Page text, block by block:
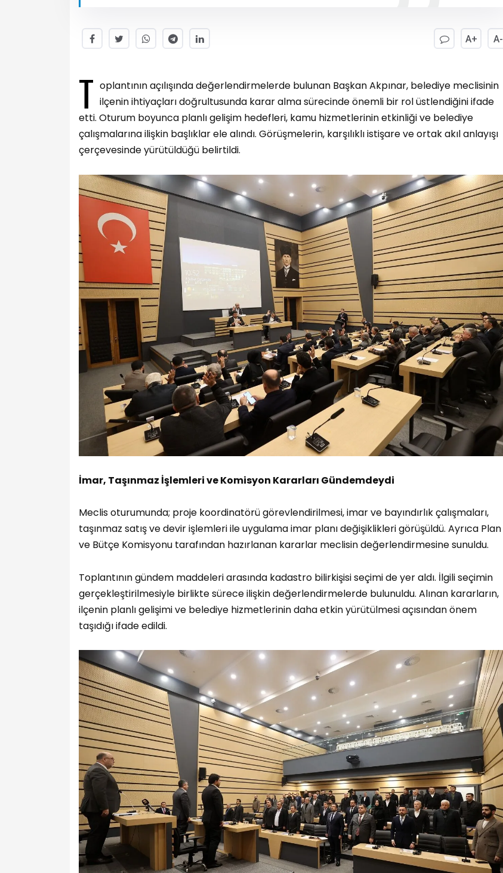
A+ A-
T oplantının açılışında değerlendirmelerde bulunan Başkan Akpınar, belediye meclisinin
ilçenin ihtiyaçları doğrultusunda karar alma sürecinde önemli bir rol üstlendiğini ifade
etti. Oturum boyunca planlı gelişim hedefleri, kamu hizmetlerinin etkinliği ve belediye
çalışmalarına ilişkin başlıklar ele alındı. Görüşmelerin, karşılıklı istişare ve ortak akıl anlayışı
çerçevesinde yürütüldüğü belirtildi.
İmar, Taşınmaz İşlemleri ve Komisyon Kararları Gündemdeydi
Meclis oturumunda; proje koordinatörü görevlendirilmesi, imar ve bayındırlık çalışmaları,
taşınmaz satış ve devir işlemleri ile uygulama imar planı değişiklikleri görüşüldü. Ayrıca Plan
ve Bütçe Komisyonu tarafından hazırlanan kararlar meclisin değerlendirmesine sunuldu.
Toplantının gündem maddeleri arasında kadastro bilirkişisi seçimi de yer aldı. İlgili seçimin
gerçekleştirilmesiyle birlikte sürece ilişkin değerlendirmelerde bulunuldu. Alınan kararların,
ilçenin planlı gelişimi ve belediye hizmetlerinin daha etkin yürütülmesi açısından önem
taşıdığı ifade edildi.